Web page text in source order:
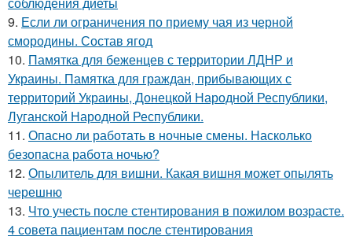
9. Если ли ограничения по приему чая из черной
смородины. Состав ягод
10. Памятка для беженцев с территории ЛДНР и
Украины. Памятка для граждан, прибывающих с
территорий Украины, Донецкой Народной Республики,
Луганской Народной Республики.
11. Опасно ли работать в ночные смены. Насколько
безопасна работа ночью?
12. Опылитель для вишни. Какая вишня может опылять
черешню
13. Что учесть после стентирования в пожилом возрасте.
4 совета пациентам после стентирования